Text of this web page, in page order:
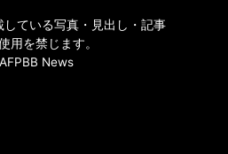
している写真・見出し・記事
用を禁じます。
News